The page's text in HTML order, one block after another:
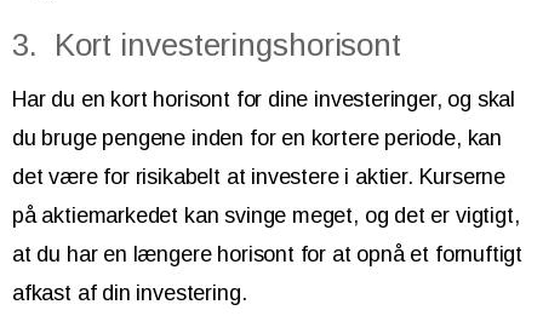
3. Kort investeringshorisont
Har du en kort horisont for dine investeringer, og skal
du bruge pengene inden for en kortere periode, kan
det være for risikabelt at investere i aktier. Kurserne
på aktiemarkedet kan svinge meget, og det er vigtigt,
at du har en længere horisont for at opnå et fornuftigt
afkast af din investering.